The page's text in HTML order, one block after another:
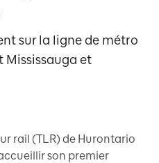
sur la ligne de métro
et
rail (TLR) de Hurontario
son premier